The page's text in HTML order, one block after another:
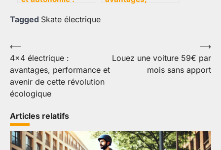
enjeux et les
Tagged Skate électrique
Navigation
de
l’article
⟵
4×4 électrique :
avantages, performance et
avenir de cette révolution
écologique
Louez une voiture 59€ par
mois sans apport
⟶
Articles relatifs